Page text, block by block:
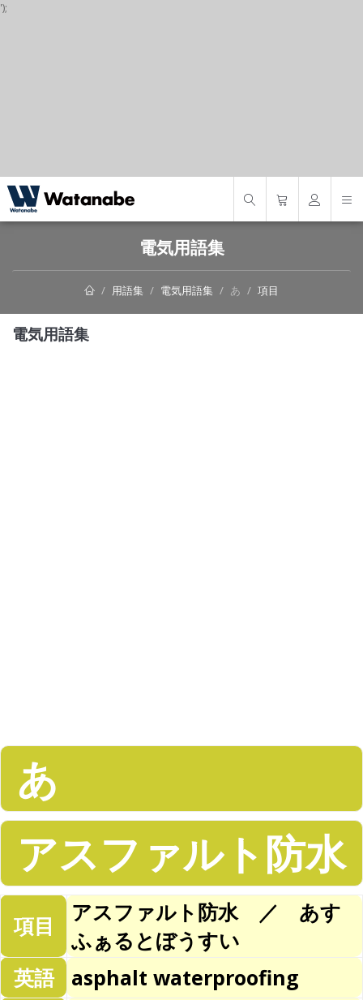
');
電気用語集
用語集 電気用語集 あ 項目
電気用語集
あ
アスファルト防水
項目
アスファルト防水 ／ あす
ふぁるとぼうすい
英語
asphalt waterproofing